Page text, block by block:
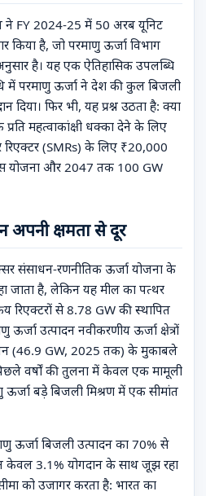
ने FY 2024-25 में 50 अरब यूनिट
किया है, जो परमाणु ऊर्जा विभाग
है। यह एक ऐतिहासिक उपलब्धि
में परमाणु ऊर्जा ने देश की कुल बिजली
फिर भी, यह प्रश्न उठता है: क्या
महत्वाकांक्षी धक्का देने के लिए
रिएक्टर (SMRs) के लिए ₹20,000
योजना और 2047 तक 100 GW
अपनी क्षमता से दूर
संसाधन-रणनीतिक ऊर्जा योजना के
जाता है, लेकिन यह मील का पत्थर
रिएक्टरों से 8.78 GW की स्थापित
उत्पादन नवीकरणीय ऊर्जा क्षेत्रों
(46.9 GW, 2025 तक) के मुकाबले
वर्षों की तुलना में केवल एक मामूली
ऊर्जा बड़े बिजली मिश्रण में एक सीमांत
ऊर्जा बिजली उत्पादन का 70% से
केवल 3.1% योगदान के साथ जूझ रहा
को उजागर करता है: भारत का